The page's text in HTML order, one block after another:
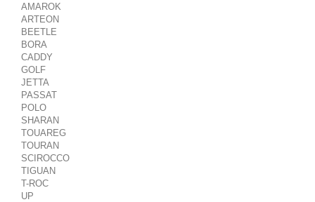
AMAROK
ARTEON
BEETLE
BORA
CADDY
GOLF
JETTA
PASSAT
POLO
SHARAN
TOUAREG
TOURAN
SCIROCCO
TIGUAN
T-ROC
UP